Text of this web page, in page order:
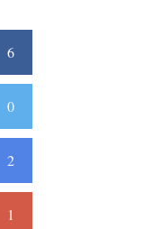
6
0
2
1